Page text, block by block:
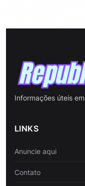
Informações úteis
LINKS
Anuncie aqui
Contato